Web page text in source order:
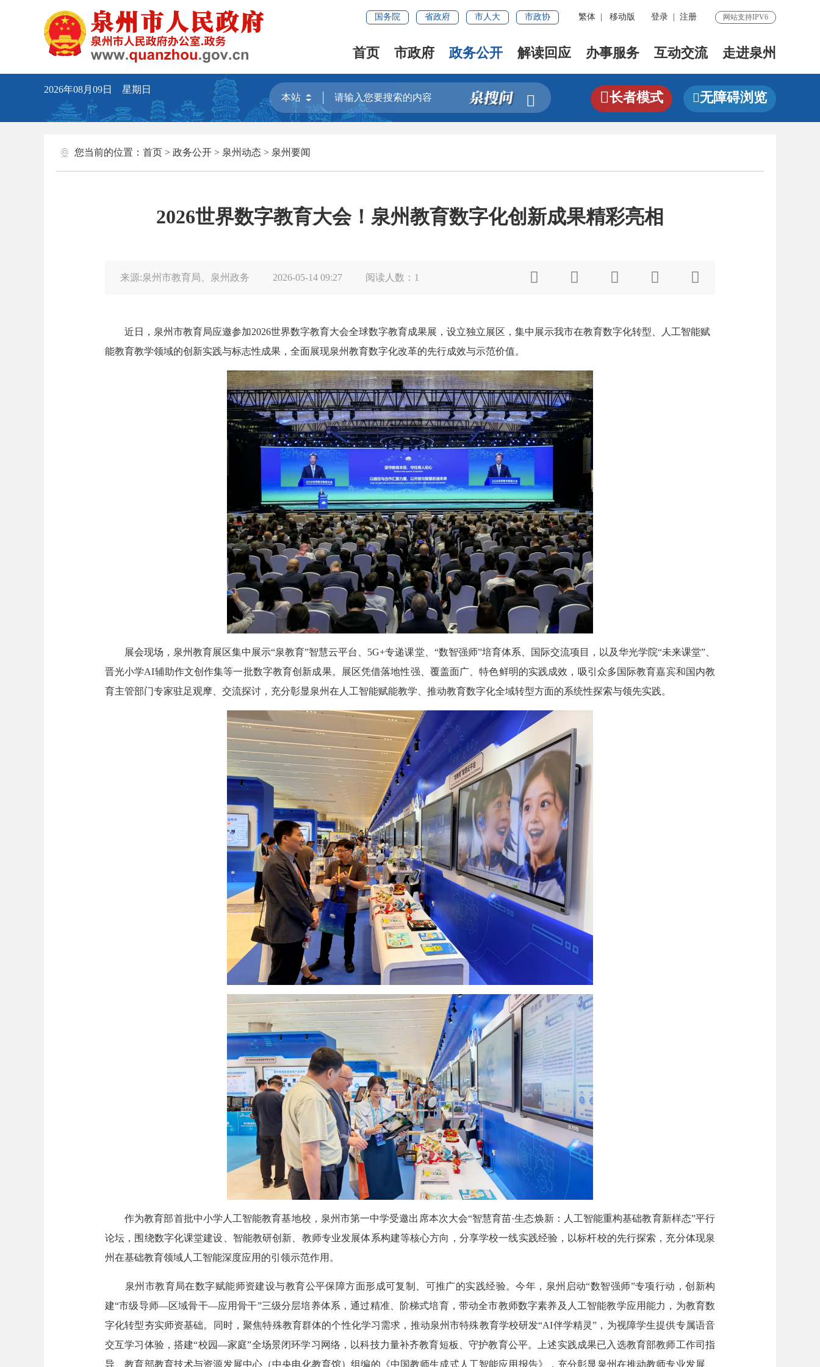
国务院 省政府 市人大 市政协 繁体 移动版 登录 注册 网站支持IPV6
首页 市政府 政务公开 解读回应 办事服务 互动交流 走进泉州
2026年08月09日 星期日
 长者模式 无障碍浏览
您当前的位置： 首页 > 政务公开 > 泉州动态 > 泉州要闻
2026世界数字教育大会！泉州教育数字化创新成果精彩亮相
来源:泉州市教育局、泉州政务 2026-05-14 09:27 阅读人数： 1     
近日，泉州市教育局应邀参加2026世界数字教育大会全球数字教育成果展，设立独立展区，集中展示我市在教育数字化转型、人工智能赋
能教育教学领域的创新实践与标志性成果，全面展现泉州教育数字化改革的先行成效与示范价值。
展会现场，泉州教育展区集中展示“泉教育”智慧云平台、5G+专递课堂、“数智强师”培育体系、国际交流项目，以及华光学院“未来课堂”、
晋光小学AI辅助作文创作集等一批数字教育创新成果。展区凭借落地性强、覆盖面广、特色鲜明的实践成效，吸引众多国际教育嘉宾和国内教
育主管部门专家驻足观摩、交流探讨，充分彰显泉州在人工智能赋能教学、推动教育数字化全域转型方面的系统性探索与领先实践。
作为教育部首批中小学人工智能教育基地校，泉州市第一中学受邀出席本次大会“智慧育苗·生态焕新：人工智能重构基础教育新样态”平行
论坛，围绕数字化课堂建设、智能教研创新、教师专业发展体系构建等核心方向，分享学校一线实践经验，以标杆校的先行探索，充分体现泉
州在基础教育领域人工智能深度应用的引领示范作用。
泉州市教育局在数字赋能师资建设与教育公平保障方面形成可复制、可推广的实践经验。今年，泉州启动“数智强师”专项行动，创新构
建“市级导师—区域骨干—应用骨干”三级分层培养体系，通过精准、阶梯式培育，带动全市教师数字素养及人工智能教学应用能力，为教育数
字化转型夯实师资基础。同时，聚焦特殊教育群体的个性化学习需求，推动泉州市特殊教育学校研发“AI伴学精灵”，为视障学生提供专属语音
交互学习体验，搭建“校园—家庭”全场景闭环学习网络，以科技力量补齐教育短板、守护教育公平。上述实践成果已入选教育部教师工作司指
导、教育部教育技术与资源发展中心（中央电化教育馆）组编的《中国教师生成式人工智能应用报告》，充分彰显泉州在推动教师专业发展、